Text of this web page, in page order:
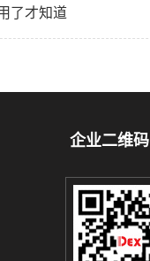
了才知道
企业二维码